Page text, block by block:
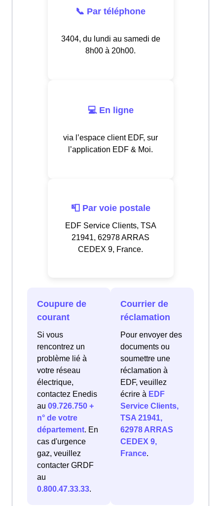
📞 Par téléphone
3404, du lundi au samedi de
8h00 à 20h00.
💻 En ligne
via l’espace client EDF, sur
l’application EDF & Moi.
📮 Par voie postale
EDF Service Clients, TSA
21941, 62978 ARRAS
CEDEX 9, France.
Coupure de
courant
Si vous
rencontrez un
problème lié à
votre réseau
électrique,
contactez Enedis
au 09.726.750 +
n° de votre
département. En
cas d'urgence
gaz, veuillez
contacter GRDF
au
0.800.47.33.33.
Courrier de
réclamation
Pour envoyer des
documents ou
soumettre une
réclamation à
EDF, veuillez
écrire à EDF
Service Clients,
TSA 21941,
62978 ARRAS
CEDEX 9,
France.